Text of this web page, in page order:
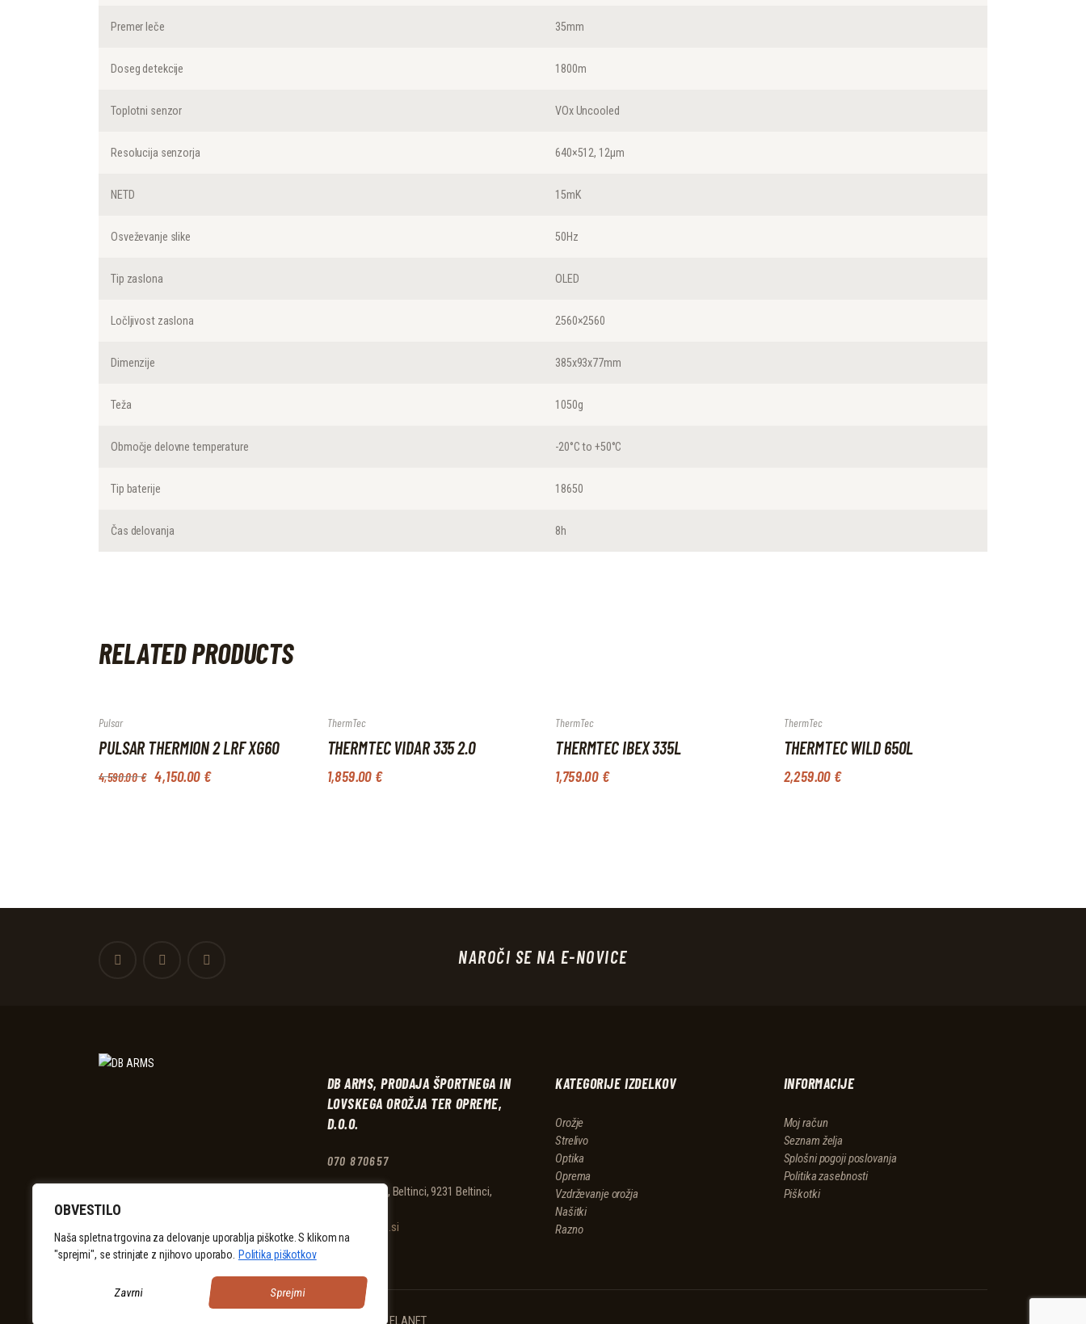
OBVESTILO
Naša spletna trgovina za delovanje uporablja piškotke. S klikom na
"sprejmi", se strinjate z njihovo uporabo.
Politika piškotkov
Zavrni Sprejmi
Premer leče 35mm
Doseg detekcije 1800m
Toplotni senzor VOx Uncooled
Resolucija senzorja 640×512, 12μm
NETD 15mK
Osveževanje slike 50Hz
Tip zaslona OLED
Ločljivost zaslona 2560×2560
Dimenzije 385x93x77mm
Teža 1050g
Območje delovne temperature -20°C to +50°C
Tip baterije 18650
Čas delovanja 8h
RELATED PRODUCTS
Pulsar
PULSAR THERMION 2 LRF XG60
4,590.00€ 4,150.00 €
ThermTec
THERMTEC VIDAR 335 2.0
1,859.00 €
ThermTec
THERMTEC IBEX 335L
1,759.00 €
ThermTec
THERMTEC WILD 650L
2,259.00 €
NAROČI SE NA E-NOVICE
DB ARMS, PRODAJA ŠPORTNEGA IN
LOVSKEGA OROŽJA TER OPREME,
D.O.O.
070 870657
Žitna ulica 11, Beltinci, 9231 Beltinci,
info@dbarms.si
KATEGORIJE IZDELKOV
Orožje
Strelivo
Optika
Oprema
Vzdrževanje orožja
Našitki
Razno
INFORMACIJE
Moj račun
Seznam želja
Splošni pogoji poslovanja
Politika zasebnosti
Piškotki
Copyright © 2026. Vse pravice pridržane. Izdelava spletne straniELANET